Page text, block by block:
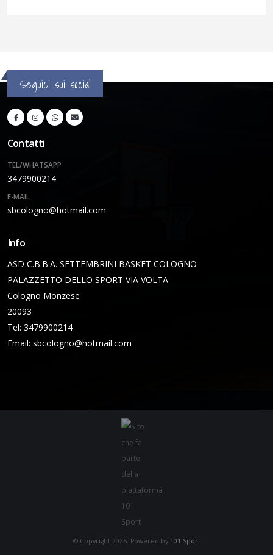
Seguici sui social
Contatti
TEL/WHATSAPP
3479900214
E-MAIL
sbcologno@hotmail.com
Info
ASD C.B.B.A. SETTEMBRINI BASKET COLOGNO
PALAZZETTO DELLO SPORT VIA VOLTA
Cologno Monzese
20093
Tel: 3479900214
Email: sbcologno@hotmail.com
© Copyright 2026. Powered by 101 Sport